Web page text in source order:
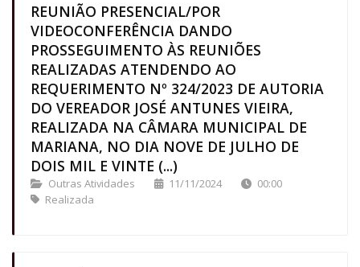
REUNIÃO PRESENCIAL/POR
VIDEOCONFERÊNCIA DANDO
PROSSEGUIMENTO ÀS REUNIÕES
REALIZADAS ATENDENDO AO
REQUERIMENTO Nº 324/2023 DE AUTORIA
DO VEREADOR JOSÉ ANTUNES VIEIRA,
REALIZADA NA CÂMARA MUNICIPAL DE
MARIANA, NO DIA NOVE DE JULHO DE
DOIS MIL E VINTE (...)
Outras Atividades 11/11/2024
00:00
Realizada